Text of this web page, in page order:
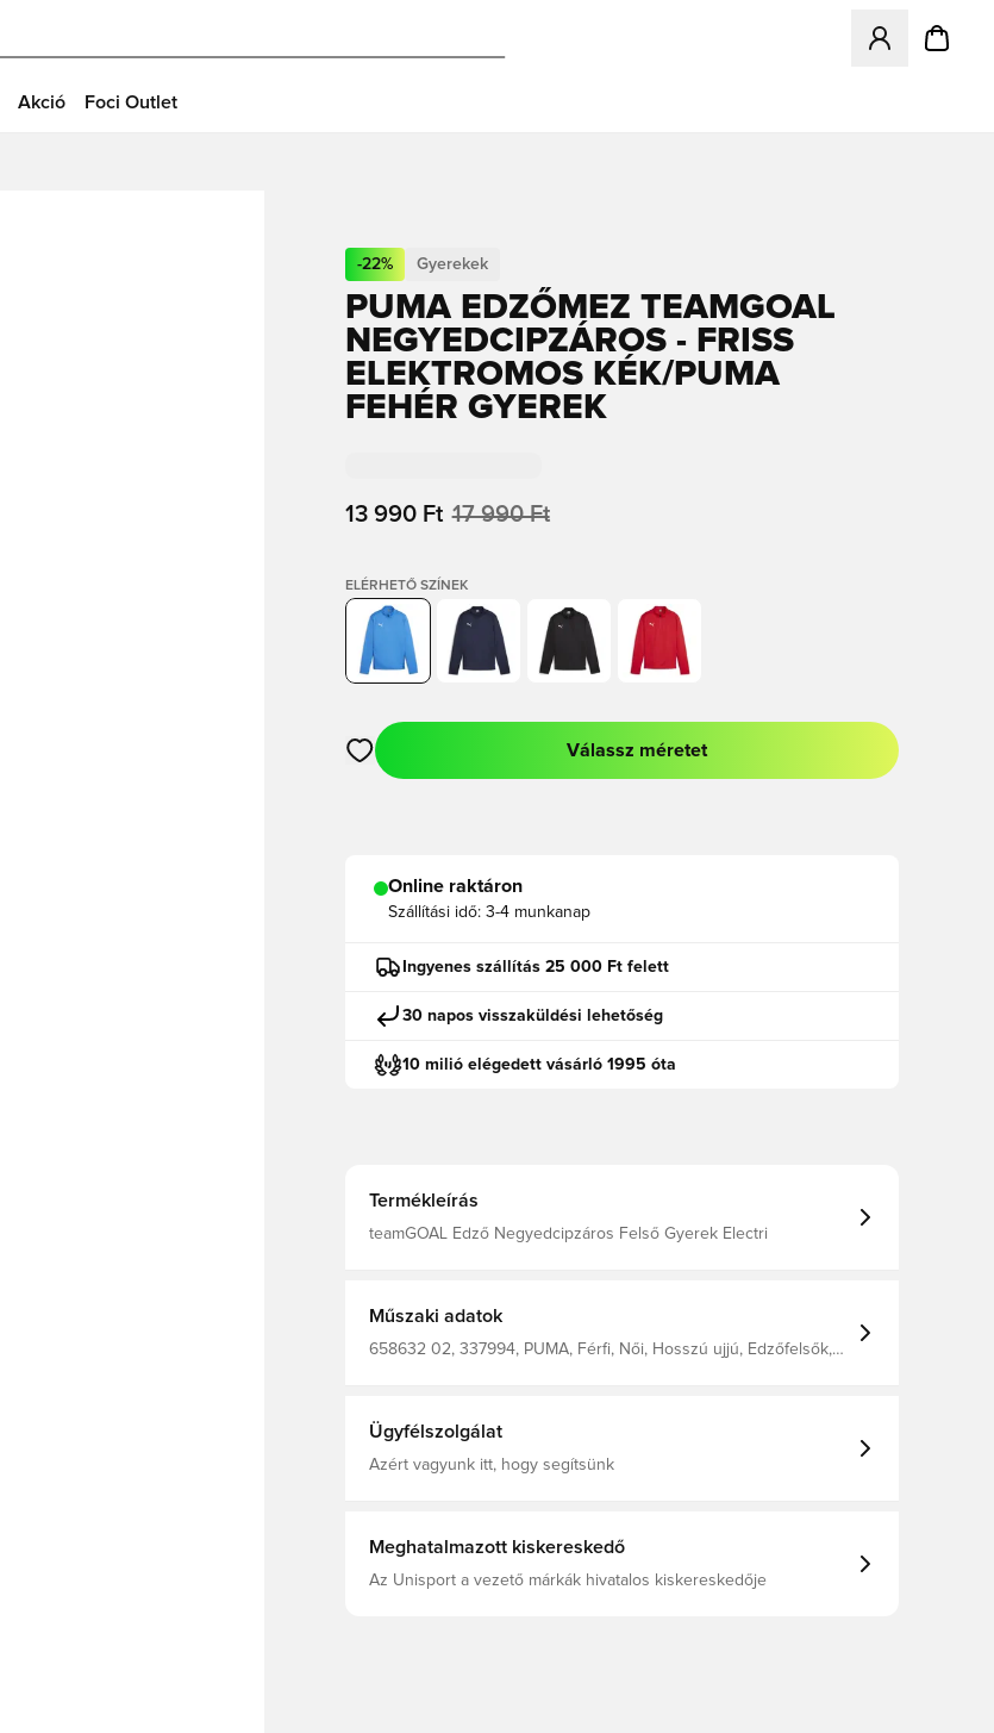
Megnyit egy
Akció Foci Outlet
-22% Gyerekek
PUMA EDZŐMEZ TEAMGOAL
NEGYEDCIPZÁROS - FRISS
ELEKTROMOS KÉK/PUMA
FEHÉR GYEREK
13 990 Ft 17 990 Ft
ELÉRHETŐ SZÍNEK
Megnyit egy modált a bejelentkezéshez vagy a tagként való regisztrációhoz
Válassz méretet
Online raktáron
Szállítási idő: 3-4 munkanap
Ingyenes szállítás 25 000 Ft felett
30 napos visszaküldési lehetőség
10 milió elégedett vásárló 1995 óta
Termékleírás
teamGOAL Edző Negyedcipzáros Felső Gyerek Electri
Műszaki adatok
658632 02, 337994, PUMA, Férfi, Női, Hosszú ujjú, Edzőfelsők,
Ügyfélszolgálat
Azért vagyunk itt, hogy segítsünk
Meghatalmazott kiskereskedő
Az Unisport a vezető márkák hivatalos kiskereskedője